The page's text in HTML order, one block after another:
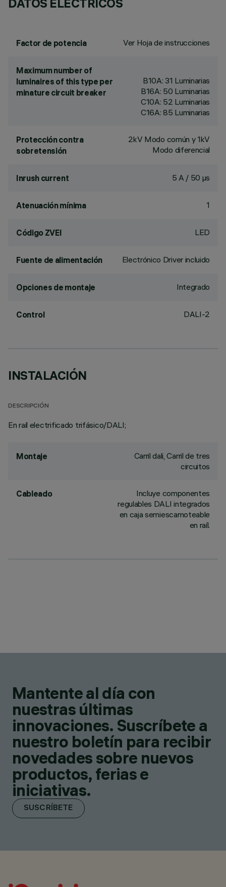
DATOS ELÉCTRICOS
Factor de potencia Ver Hoja de instrucciones
Maximum number of
luminaires of this type per
minature circuit breaker
B10A: 31 Luminarias
B16A: 50 Luminarias
C10A: 52 Luminarias
C16A: 85 Luminarias
Protección contra
sobretensión
2kV Modo común y 1kV
Modo diferencial
Inrush current 5 A / 50 µs
Atenuación mínima 1
Código ZVEI LED
Fuente de alimentación Electrónico Driver incluido
Opciones de montaje Integrado
Control DALI-2
INSTALACIÓN
DESCRIPCIÓN
En raíl electrificado trifásico/DALI;
Montaje
Carril dali, Carril de tres
circuitos
Cableado
Incluye componentes
regulables DALI integrados
en caja semiescamoteable
en raíl.
Mantente al día con
nuestras últimas
innovaciones. Suscríbete a
nuestro boletín para recibir
novedades sobre nuevos
productos, ferias e
iniciativas.
SUSCRÍBETE